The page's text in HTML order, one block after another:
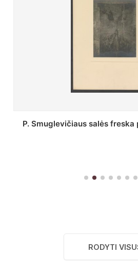
Stepono Batoro universiteto
RODYTI